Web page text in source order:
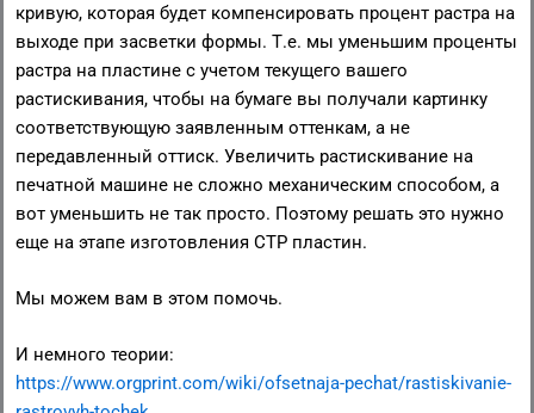
кривую, которая будет компенсировать процент растра на
выходе при засветки формы. Т.е. мы уменьшим проценты
растра на пластине с учетом текущего вашего
растискивания, чтобы на бумаге вы получали картинку
соответствующую заявленным оттенкам, а не
передавленный оттиск. Увеличить растискивание на
печатной машине не сложно механическим способом, а
вот уменьшить не так просто. Поэтому решать это нужно
еще на этапе изготовления СТР пластин.
Мы можем вам в этом помочь.
И немного теории:
https://www.orgprint.com/wiki/ofsetnaja-pechat/rastiskivanie-